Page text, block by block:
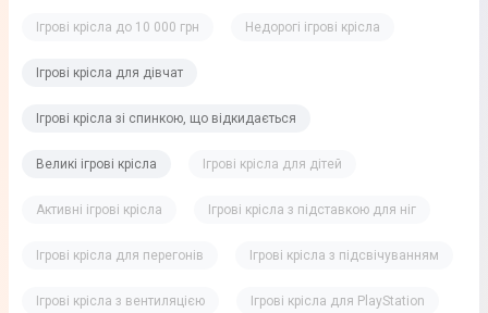
Ігрові крісла до 10 000 грн Недорогі ігрові крісла
Ігрові крісла для дівчат
Ігрові крісла зі спинкою, що відкидається
Великі ігрові крісла Ігрові крісла для дітей
Активні ігрові крісла Ігрові крісла з підставкою для ніг
Ігрові крісла для перегонів Ігрові крісла з підсвічуванням
Ігрові крісла з вентиляцією Ігрові крісла для PlayStation